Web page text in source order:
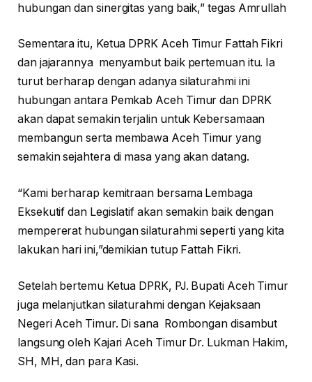
hubungan dan sinergitas yang baik,” tegas Amrullah
Sementara itu, Ketua DPRK Aceh Timur Fattah Fikri
dan jajarannya menyambut baik pertemuan itu. Ia
turut berharap dengan adanya silaturahmi ini
hubungan antara Pemkab Aceh Timur dan DPRK
akan dapat semakin terjalin untuk Kebersamaan
membangun serta membawa Aceh Timur yang
semakin sejahtera di masa yang akan datang.
“Kami berharap kemitraan bersama Lembaga
Eksekutif dan Legislatif akan semakin baik dengan
mempererat hubungan silaturahmi seperti yang kita
lakukan hari ini,”demikian tutup Fattah Fikri.
Setelah bertemu Ketua DPRK, PJ. Bupati Aceh Timur
juga melanjutkan silaturahmi dengan Kejaksaan
Negeri Aceh Timur. Di sana Rombongan disambut
langsung oleh Kajari Aceh Timur Dr. Lukman Hakim,
SH, MH, dan para Kasi.